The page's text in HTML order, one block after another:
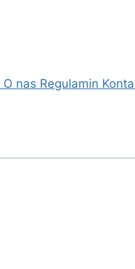
O nas Regulamin